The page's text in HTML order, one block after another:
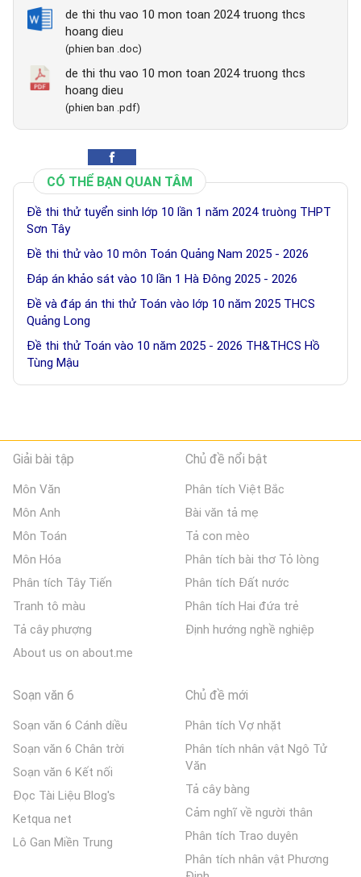
de thi thu vao 10 mon toan 2024 truong thcs
hoang dieu
(phien ban .doc)
de thi thu vao 10 mon toan 2024 truong thcs
hoang dieu
(phien ban .pdf)
CÓ THỂ BẠN QUAN TÂM
Đề thi thử tuyển sinh lớp 10 lần 1 năm 2024 truòng THPT
Sơn Tây
Đề thi thử vào 10 môn Toán Quảng Nam 2025 - 2026
Đáp án khảo sát vào 10 lần 1 Hà Đông 2025 - 2026
Đề và đáp án thi thử Toán vào lớp 10 năm 2025 THCS
Quảng Long
Đề thi thử Toán vào 10 năm 2025 - 2026 TH&THCS Hồ
Tùng Mậu
Giải bài tập
Môn Văn
Môn Anh
Môn Toán
Môn Hóa
Phân tích Tây Tiến
Tranh tô màu
Tả cây phượng
About us on about.me
Chủ đề nổi bật
Phân tích Việt Bắc
Bài văn tả mẹ
Tả con mèo
Phân tích bài thơ Tỏ lòng
Phân tích Đất nước
Phân tích Hai đứa trẻ
Định hướng nghề nghiệp
Soạn văn 6
Soạn văn 6 Cánh diều
Soạn văn 6 Chân trời
Soạn văn 6 Kết nối
Đọc Tài Liệu Blog's
Ketqua net
Lô Gan Miền Trung
Chủ đề mới
Phân tích Vợ nhặt
Phân tích nhân vật Ngô Tử
Văn
Tả cây bàng
Cảm nghĩ về người thân
Phân tích Trao duyên
Phân tích nhân vật Phương